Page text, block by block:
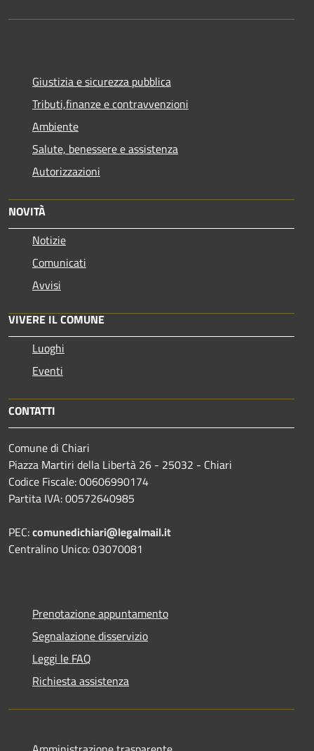
Giustizia e sicurezza pubblica
Tributi,finanze e contravvenzioni
Ambiente
Salute, benessere e assistenza
Autorizzazioni
NOVITÀ
Notizie
Comunicati
Avvisi
VIVERE IL COMUNE
Luoghi
Eventi
CONTATTI
Comune di Chiari
Piazza Martiri della Libertà 26 - 25032 - Chiari
Codice Fiscale: 00606990174
Partita IVA: 00572640985
PEC:comunedichiari@legalmail.it
Centralino Unico: 03070081
Prenotazione appuntamento
Segnalazione disservizio
Leggi le FAQ
Richiesta assistenza